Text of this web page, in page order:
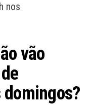
nos
vão